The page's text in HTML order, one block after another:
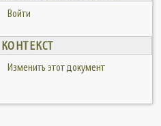
Войти
КОНТЕКСТ
Изменить этот документ